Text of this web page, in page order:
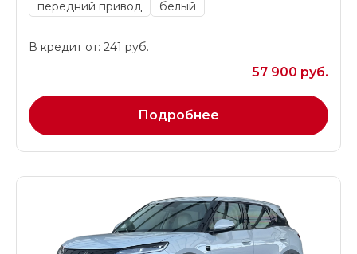
передний привод
белый
В кредит от: 241 руб.
57 900 руб.
Подробнее